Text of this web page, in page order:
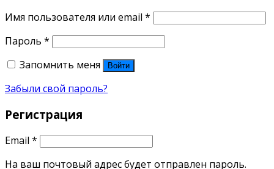
Имя пользователя или email *
Пароль *
Запомнить меня
Войти
Забыли свой пароль?
Регистрация
Email *
На ваш почтовый адрес будет отправлен пароль.